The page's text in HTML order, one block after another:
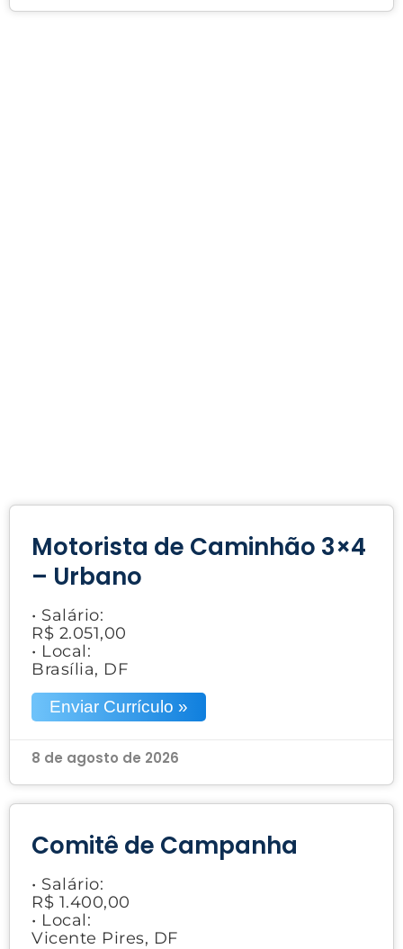
Motorista de Caminhão 3×4
– Urbano
• Salário:
R$ 2.051,00
• Local:
Brasília, DF
Enviar Currículo »
8 de agosto de 2026
Comitê de Campanha
• Salário:
R$ 1.400,00
• Local:
Vicente Pires, DF